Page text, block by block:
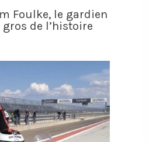
Foulke, le gardien
de l’histoire